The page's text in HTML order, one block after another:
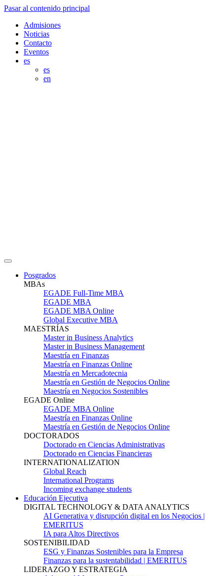
Pasar al contenido principal
Admisiones
Noticias
Contacto
Eventos
es
es
en
Posgrados
MBAs
EGADE Full-Time MBA
EGADE MBA
EGADE MBA Online
Global Executive MBA
MAESTRÍAS
Master in Business Analytics
Master in Business Management
Maestría en Finanzas
Maestría en Finanzas Online
Maestría en Mercadotecnia
Maestría en Gestión de Negocios Online
Maestría en Negocios Sostenibles
EGADE Online
EGADE MBA Online
Maestría en Finanzas Online
Maestría en Gestión de Negocios Online
DOCTORADOS
Doctorado en Ciencias Administrativas
Doctorado en Ciencias Financieras
INTERNATIONALIZATION
Global Reach
International Programs
Incoming exchange students
Educación Ejecutiva
DIGITAL TECHNOLOGY & DATA ANALYTICS
AI Generativa y disrupción digital en los Negocios |
EMERITUS
IA para Altos Directivos
SOSTENIBILIDAD
ESG y Finanzas Sostenibles para la Empresa
Finanzas para la sustentabilidad | EMERITUS
LIDERAZGO Y ESTRATEGIA